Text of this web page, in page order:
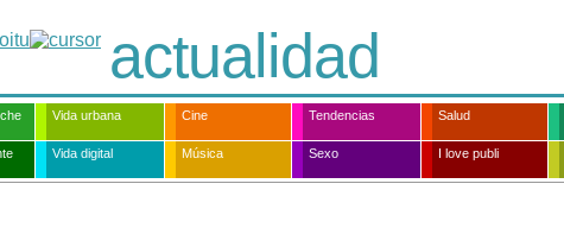
actualidad
Vida urbana Cine Tendencias Salud
Vida digital Música Sexo I love publi